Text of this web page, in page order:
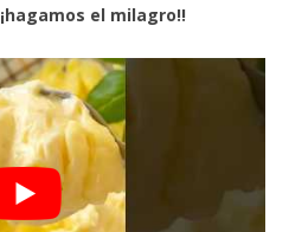
el milagro!!